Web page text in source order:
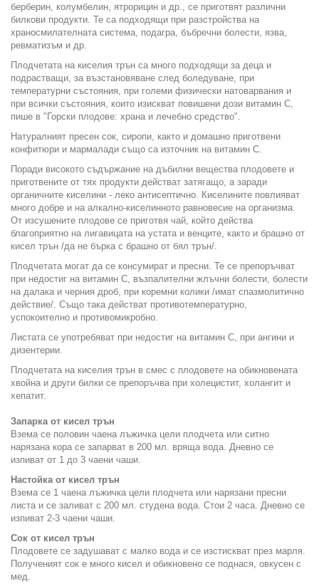
берберин, колумбелин, ятрорицин и др., се приготвят различни
билкови продукти. Те са подходящи при разстройства на
храносмилателната система, подагра, бъбречни болести, язва,
ревматизъм и др.
Плодчетата на киселия трън са много подходящи за деца и
подрастващи, за възстановяване след боледуване, при
температурни състояния, при големи физически натоварвания и
при всички състояния, които изискват повишени дози витамин С,
пише в "Горски плодове: храна и лечебно средство".
Натуралният пресен сок, сиропи, както и домашно приготвени
конфитюри и мармалади също са източник на витамин С.
Поради високото съдържание на дъбилни вещества плодовете и
приготвените от тях продукти действат затягащо, а заради
органичните киселини - леко антисептично. Киселините повлияват
много добре и на алкално-киселинното равновесие на организма.
От изсушените плодове се приготвя чай, който действа
благоприятно на лигавицата на устата и венците, както и брашно от
кисел трън /да не бърка с брашно от бял трън/.
Плодчетата могат да се консумират и пресни. Те се препоръчват
при недостиг на витамин С, възпалителни жлъчни болести, болести
на далака и черния дроб, при коремни колики /имат спазмолитично
действие/. Също така действат противотемпературно,
успокоително и противомикробно.
Листата се употребяват при недостиг на витамин С, при ангини и
дизентерии.
Плодчетата на киселия трън в смес с плодовете на обикновената
хвойна и други билки се препоръчва при холецистит, холангит и
хепатит.
Запарка от кисел трън
Взема се половин чаена лъжичка цели плодчета или ситно
нарязана кора се запарват в 200 мл. вряща вода. Дневно се
изпиват от 1 до 3 чаени чаши.
Настойка от кисел трън
Взема се 1 чаена лъжичка цели плодчета или нарязани пресни
листа и се заливат с 200 мл. студена вода. Стои 2 часа. Дневно се
изпиват 2-3 чаени чаши.
Сок от кисел трън
Плодовете се задушават с малко вода и се изстискват през марля.
Полученият сок е много кисел и обикновено се поднася, овкусен с
мед.